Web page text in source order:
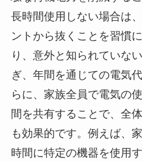
長時間使用しない場合は
ントから抜くことを習慣
り、意外と知られていな
ぎ、年間を通じての電気
らに、家族全員で電気の
間を共有することで、全
も効果的です。例えば、
時間に特定の機器を使用